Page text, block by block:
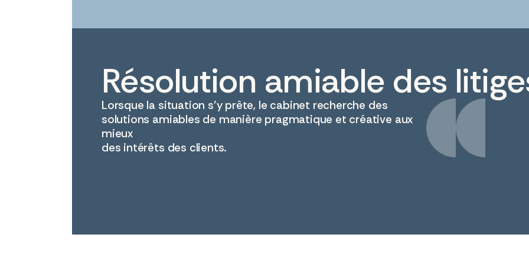
Résolution amiable des
Lorsque la situation s’y prête, le cabinet recherche des
solutions amiables de manière pragmatique et créative aux
mieux
des intérêts des clients.